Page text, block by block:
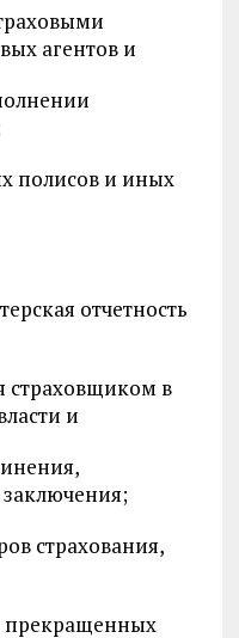
агентов и
полисов и иных
отчетность
страховщиком в
и
страхования,
прекращенных